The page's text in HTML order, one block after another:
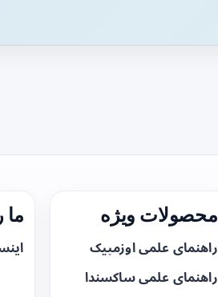
محصولات ویژه
راهنمای علمی اوزمپیک
راهنمای علمی ساکسندا
ما